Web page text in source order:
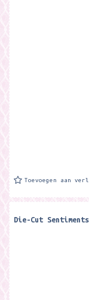
Toevoegen aan
Die-Cut